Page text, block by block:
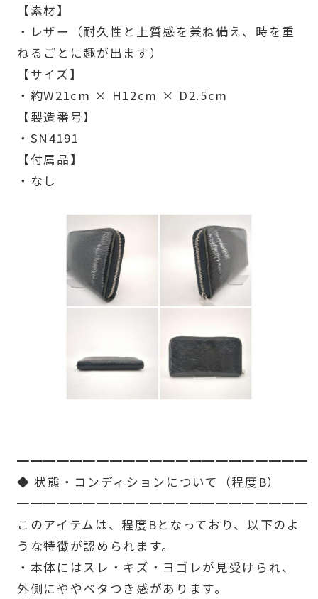
【素材】
・レザー（耐久性と上質感を兼ね備え、時を重
ねるごとに趣が出ます）
【サイズ】
・約W21cm × H12cm × D2.5cm
【製造番号】
・SN4191
【付属品】
・なし
━━━━━━━━━━━━━━━━━━━━━━
◆ 状態・コンディションについて（程度B）
━━━━━━━━━━━━━━━━━━━━━━
このアイテムは、程度Bとなっており、以下のよ
うな特徴が認められます。
・本体にはスレ・キズ・ヨゴレが見受けられ、
外側にややベタつき感があります。